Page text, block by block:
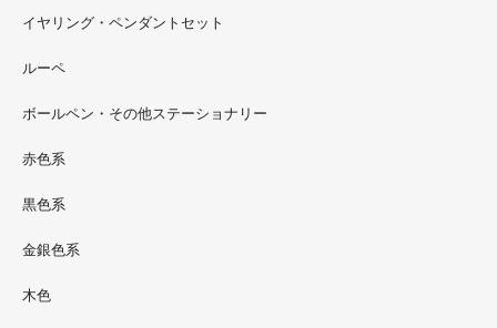
螺鈿ソフビでお世話になっているT-BASE銀座ギャラリー
シリーズ』紅里工房螺鈿装飾も展示されています。アクセ
サリーとはまた違った美しさがあると思うのでぜひご覧く
イヤリング・ペンダントセット
ルーペ
ボールペン・その他ステーショナリー
赤色系
黒色系
金銀色系
木色